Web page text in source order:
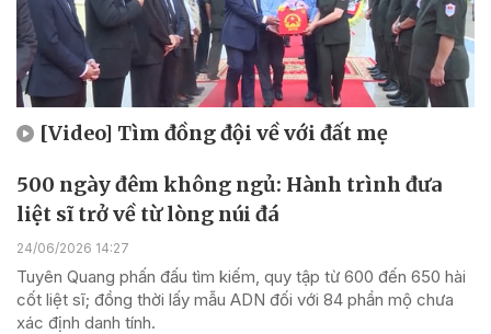
[Video] Tìm đồng đội về với đất mẹ
500 ngày đêm không ngủ: Hành trình đưa
liệt sĩ trở về từ lòng núi đá
24/06/2026 14:27
Tuyên Quang phấn đấu tìm kiếm, quy tập từ 600 đến 650 hài
cốt liệt sĩ; đồng thời lấy mẫu ADN đối với 84 phần mộ chưa
xác định danh tính.